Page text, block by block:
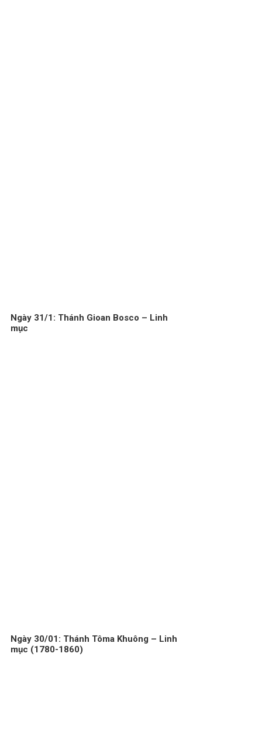
Ngày 31/1: Thánh Gioan Bosco – Linh
mục
Ngày 30/01: Thánh Tôma Khuông – Linh
mục (1780-1860)